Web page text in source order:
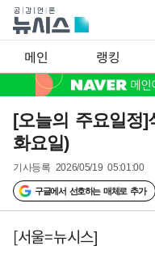
메인 랭킹
[오늘의 주요일정]
화요일)
기사등록 2026/05/19 05:01:00
구글에서 선호하는 매체로 추가
[서울=뉴시스]